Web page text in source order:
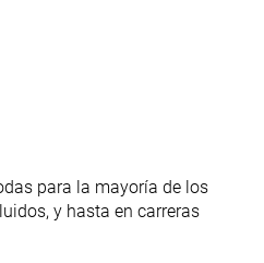
para la mayoría de los
y hasta en carreras